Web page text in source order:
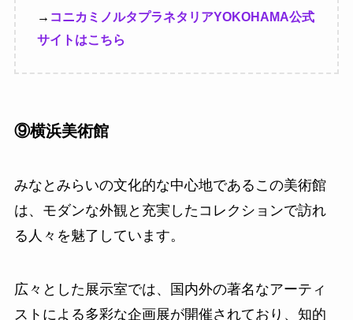
→ コニカミノルタプラネタリアYOKOHAMA公式
サイトはこちら
⑨横浜美術館
みなとみらいの文化的な中心地であるこの美術館
は、モダンな外観と充実したコレクションで訪れ
る人々を魅了しています。
広々とした展示室では、国内外の著名なアーティ
ストによる多彩な企画展が開催されており、知的